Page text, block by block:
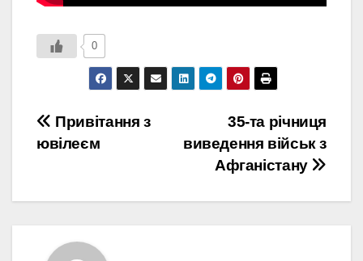
0
Навігація
35-та річниця
виведення військ з
Афганістану
Привітання з
ювілеєм